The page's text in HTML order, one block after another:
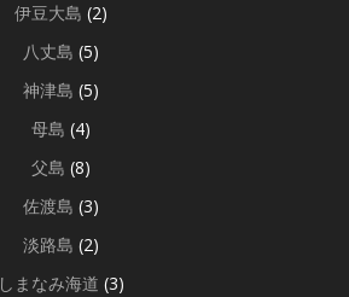
伊豆大島 (2)
八丈島 (5)
神津島 (5)
母島 (4)
父島 (8)
佐渡島 (3)
淡路島 (2)
しまなみ海道 (3)